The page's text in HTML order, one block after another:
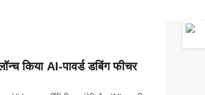
किया AI-पावर्ड डबिंग फीचर